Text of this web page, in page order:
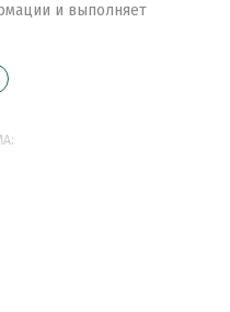
и выполняет